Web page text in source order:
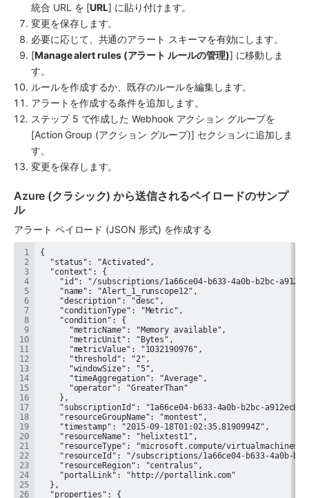
統合 URL を [URL] に貼り付けます。
変更を保存します。
必要に応じて、共通のアラート スキーマを有効にします。
[Manage alert rules (アラート ルールの管理)] に移動しま
す。
ルールを作成するか、既存のルールを編集します。
アラートを作成する条件を追加します。
ステップ 5 で作成した Webhook アクション グループを
[Action Group (アクション グループ)] セクションに追加しま
す。
変更を保存します。
Azure (クラシック) から送信されるペイロードのサンプ
ル
アラート ペイロード (JSON 形式) を作成する